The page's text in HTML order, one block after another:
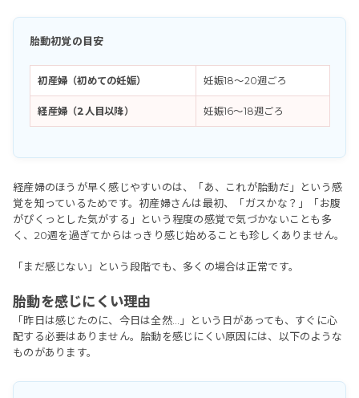
胎動初覚の目安
初産婦（初めての妊娠） 妊娠18〜20週ごろ
経産婦（2人目以降） 妊娠16〜18週ごろ
経産婦のほうが早く感じやすいのは、「あ、これが胎動だ」という感
覚を知っているためです。初産婦さんは最初、「ガスかな？」「お腹
がぴくっとした気がする」という程度の感覚で気づかないことも多
く、20週を過ぎてからはっきり感じ始めることも珍しくありません。
「まだ感じない」という段階でも、多くの場合は正常です。
胎動を感じにくい理由
「昨日は感じたのに、今日は全然…」という日があっても、すぐに心
配する必要はありません。胎動を感じにくい原因には、以下のような
ものがあります。